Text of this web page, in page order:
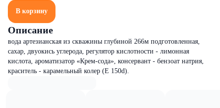
В корзину
Описание
вода артезианская из скважины глубиной 266м подготовленная,
сахар, двуокись углерода, регулятор кислотности - лимонная
кислота, ароматизатор «Крем-сода», консервант - бензоат натрия,
краситель - карамельный колер (Е 150d).